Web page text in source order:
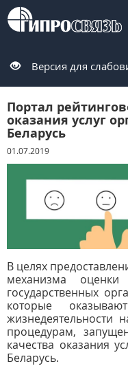
Версия для
Портал
оказания услуг
Беларусь
01.07.2019
В целях
механизма оценки
государственных
которые
жизнедеятельности
процедурам,
качества оказания
Беларусь.